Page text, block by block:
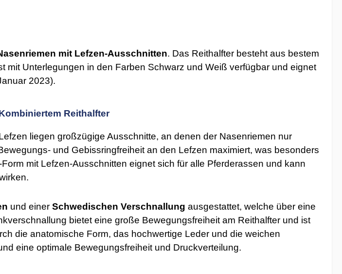
mit Lefzen-Ausschnitten. Das Reithalfter besteht aus bestem
mit Unterlegungen in den Farben Schwarz und Weiß verfügbar und eignet
2023).
Reithalfter
liegen großzügige Ausschnitte, an denen der Nasenriemen nur
und Gebissringfreiheit an den Lefzen maximiert, was besonders
mit Lefzen-Ausschnitten eignet sich für alle Pferderassen und kann
und einer Schwedischen Verschnallung ausgestattet, welche über eine
bietet eine große Bewegungsfreiheit am Reithalfter und ist
die anatomische Form, das hochwertige Leder und die weichen
eine optimale Bewegungsfreiheit und Druckverteilung.